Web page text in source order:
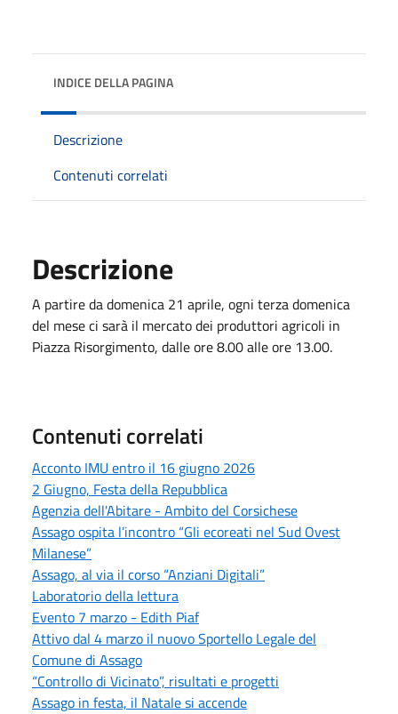
INDICE DELLA PAGINA
Descrizione
Contenuti correlati
Descrizione
A partire da domenica 21 aprile, ogni terza domenica
del mese ci sarà il mercato dei produttori agricoli in
Piazza Risorgimento, dalle ore 8.00 alle ore 13.00.
Contenuti correlati
Acconto IMU entro il 16 giugno 2026
2 Giugno, Festa della Repubblica
Agenzia dell'Abitare - Ambito del Corsichese
Assago ospita l’incontro “Gli ecoreati nel Sud Ovest
Milanese”
Assago, al via il corso “Anziani Digitali”
Laboratorio della lettura
Evento 7 marzo - Edith Piaf
Attivo dal 4 marzo il nuovo Sportello Legale del
Comune di Assago
“Controllo di Vicinato”, risultati e progetti
Assago in festa, il Natale si accende